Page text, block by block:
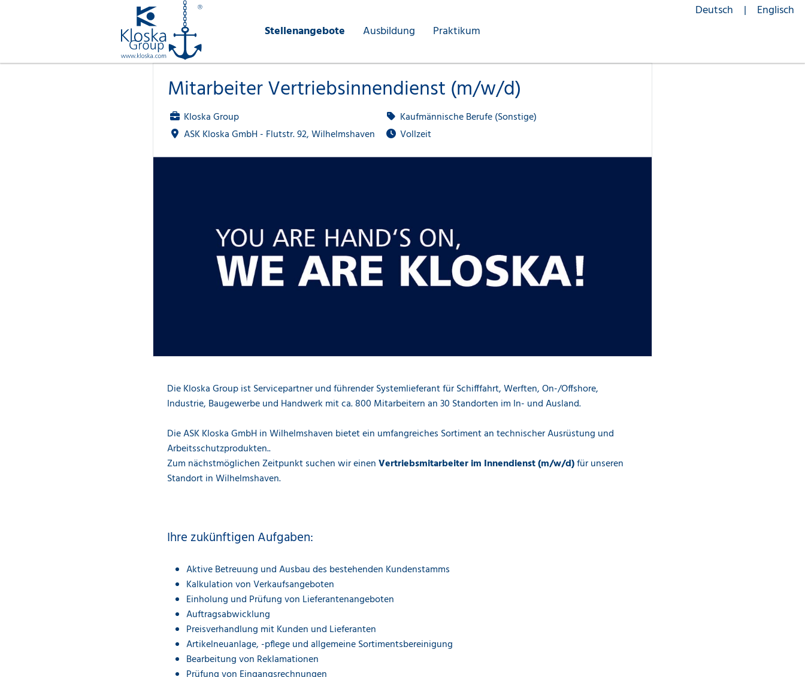
Deutsch
Englisch
Stellenangebote
Ausbildung Praktikum
Mitarbeiter Vertriebsinnendienst (m/w/d)
Kloska Group
ASK Kloska GmbH - Flutstr. 92, Wilhelmshaven
Kaufmännische Berufe (Sonstige)
Vollzeit
Die Kloska Group ist Servicepartner und führender Systemlieferant für Schifffahrt, Werften, On-/Offshore,
Industrie, Baugewerbe und Handwerk mit ca. 800 Mitarbeitern an 30 Standorten im In- und Ausland.
Die ASK Kloska GmbH in Wilhelmshaven bietet ein umfangreiches Sortiment an technischer Ausrüstung und
Arbeitsschutzprodukten..
Zum nächstmöglichen Zeitpunkt suchen wir einenVertriebsmitarbeiter im Innendienst (m/w/d)für unseren
Standort in Wilhelmshaven.
Ihre zukünftigen Aufgaben:
Aktive Betreuung und Ausbau des bestehenden Kundenstamms
Kalkulation von Verkaufsangeboten
Einholung und Prüfung von Lieferantenangeboten
Auftragsabwicklung
Preisverhandlung mit Kunden und Lieferanten
Artikelneuanlage, -pflege und allgemeine Sortimentsbereinigung
Bearbeitung von Reklamationen